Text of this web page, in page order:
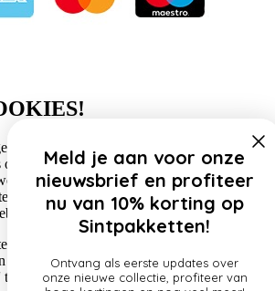
van cookies. Zo gebruiken wij
de website functioneel te houden.
cookies om het verkeer op onze website te
te personaliseren. Op deze manier
op onze website.
klikken, lees je meer over de specifieke
je jouw voorkeuren aanpassen. Door op
klikken, ga je akkoord met het gebruik van
Meld je aan voor onze
nieuwsbrief en profiteer
nu van 10% korting op
Sintpakketten!
Ontvang als eerste updates over
onze nieuwe collectie, profiteer van